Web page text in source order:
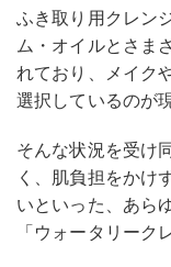
ふき取り用クレン
ム・オイルとさま
れており、メイク
選択しているのが
そんな状況を受け
く、肌負担をかけ
いといった、あら
「ウォータリーク